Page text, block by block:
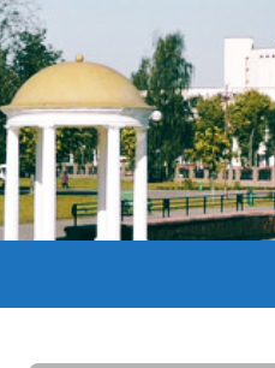
в Беларуси из-за жары
аппараты.
ожидаются дожди и грозы